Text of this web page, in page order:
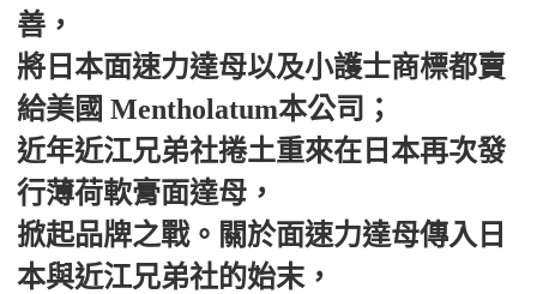
善，
將日本面速力達母以及小護士商標都賣
給美國 Mentholatum本公司；
近年近江兄弟社捲土重來在日本再次發
行薄荷軟膏面達母，
掀起品牌之戰。關於面速力達母傳入日
本與近江兄弟社的始末，